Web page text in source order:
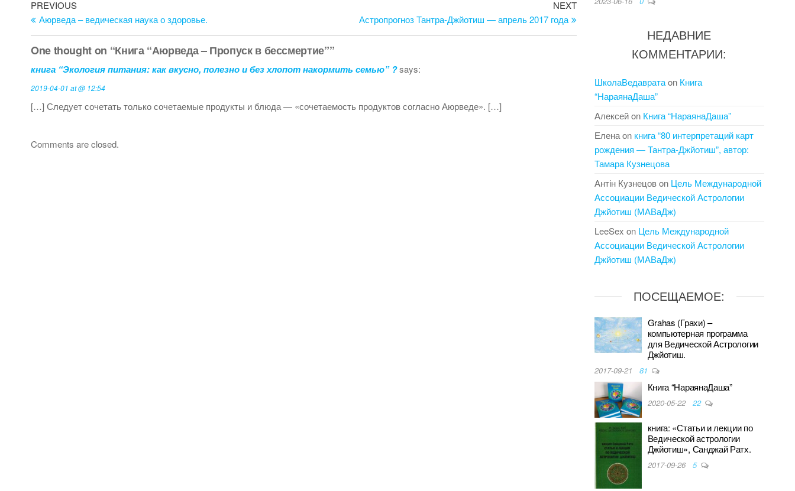
o
k
Post
navigation
Previous
Post
PREVIOUS
Аюрведа – ведическая наука о здоровье.
Next
Post
NEXT
Астропрогноз Тантра-Джйотиш — апрель 2017 года
One thought on “Книга “Аюрведа – Пропуск в бессмертие””
книга “Экология питания: как вкусно, полезно и без хлопот накормить семью” ?says:
2019-04-01 at @ 12:54
[…] Следует сочетать только сочетаемые продукты и блюда — «сочетаемость продуктов согласно Аюрведе». […]
Comments are closed.
НЕДАВНИЕ
КОММЕНТАРИИ:
ШколаВедавратаon Книга
“НараянаДаша”
Алексейon Книга “НараянаДаша”
Еленаon книга “80 интерпретаций карт
рождения — Тантра-Джйотиш”, автор:
Тамара Кузнецова
Антін Кузнецовon Цель Международной
Ассоциации Ведической Астрологии
Джйотиш (МАВаДж)
LeeSex on Цель Международной
Ассоциации Ведической Астрологии
Джйотиш (МАВаДж)
ПОСЕЩАЕМОЕ:
Grahas (Грахи) –
компьютерная программа
для Ведической Астрологии
Джйотиш.
2017-09-21 81
Книга “НараянаДаша”
2020-05-22 22
книга: «Статьи и лекции по
Ведической астрологии
Джйотиш», Санджай Ратх.
2017-09-26 5